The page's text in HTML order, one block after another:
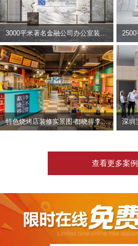
特色烧烤店装修实景图-都晓得李不管
查看更多案例